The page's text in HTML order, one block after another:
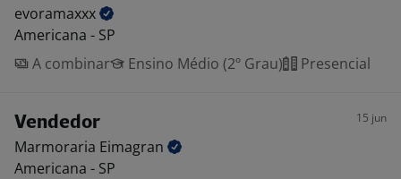
evoramaxxx
Americana - SP
A combinar
Ensino Médio (2º Grau) Presencial
Vendedor 15 jun
Marmoraria Eimagran
Americana - SP